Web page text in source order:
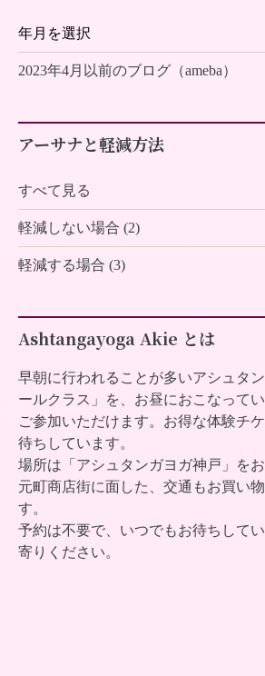
2023年4月以前のブログ（ameba）
アーサナと軽減方法
すべて見る
軽減しない場合 (2)
軽減する場合 (3)
Ashtangayoga Akie とは
早朝に行われることが多いアシュタ
ールクラス」を、お昼におこなって
ご参加いただけます。お得な体験チ
待ちしています。
場所は「アシュタンガヨガ神戸」をお
元町商店街に面した、交通もお買い
す。
予約は不要で、いつでもお待ちして
寄りください。